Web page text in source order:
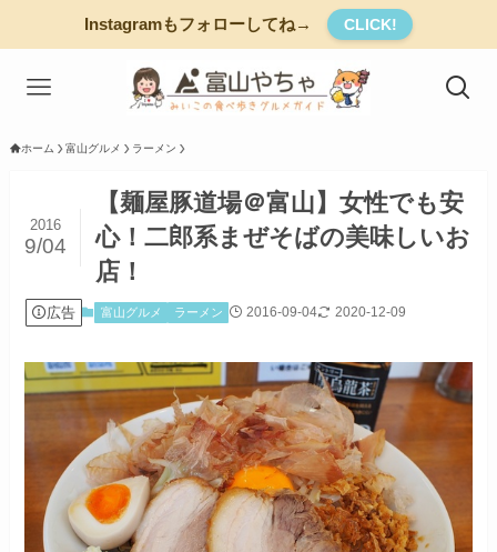
Instagramもフォローしてね→ CLICK!
ホーム 富山グルメ ラーメン
【麺屋豚道場＠富山】女性でも安
心！二郎系まぜそばの美味しいお
店！
2016
9/04
広告 富山グルメ ラーメン 2016-09-04 2020-12-09